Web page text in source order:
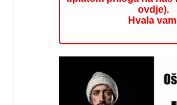
ovdje).
Hvala